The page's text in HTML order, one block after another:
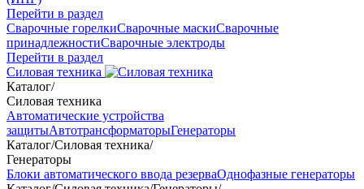
Перейти в раздел
Сварочные горелкиСварочные маскиСварочные
принадлежностиСварочные электроды
Перейти в раздел
Силовая техника
Каталог/
Силовая техника
Автоматические устройства
защитыАвтотрансформаторыГенераторы
Каталог/Силовая техника/
Генераторы
Блоки автоматического ввода резерваОднофазные генераторы